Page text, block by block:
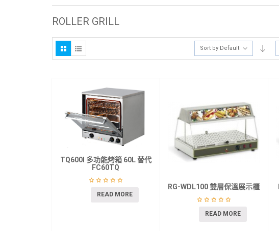
ROLLER GRILL
Sort by Default
TQ600I 多功能烤箱 60L 替代
FC60TQ
READ MORE
RG-WDL100 雙層保溫展示櫃
READ MORE